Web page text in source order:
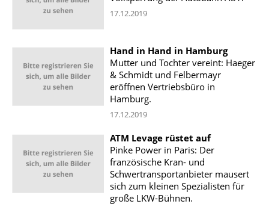
17.12.2019
Hand in Hand in Hamburg
Mutter und Tochter vereint: Haeger
& Schmidt und Felbermayr
eröffnen Vertriebsbüro in
Hamburg.
17.12.2019
ATM Levage rüstet auf
Pinke Power in Paris: Der
französische Kran- und
Schwertransportanbieter mausert
sich zum kleinen Spezialisten für
große LKW-Bühnen.